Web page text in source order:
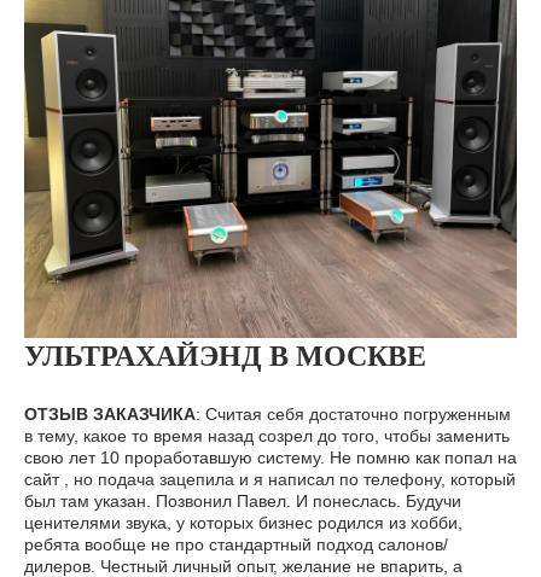
УЛЬТРАХАЙЭНД В МОСКВЕ
ОТЗЫВ ЗАКАЗЧИКА: Считая себя достаточно погруженным
в тему, какое то время назад созрел до того, чтобы заменить
свою лет 10 проработавшую систему. Не помню как попал на
сайт , но подача зацепила и я написал по телефону, который
был там указан. Позвонил Павел. И понеслась. Будучи
ценителями звука, у которых бизнес родился из хобби,
ребята вообще не про стандартный подход салонов/
дилеров. Честный личный опыт, желание не впарить, а